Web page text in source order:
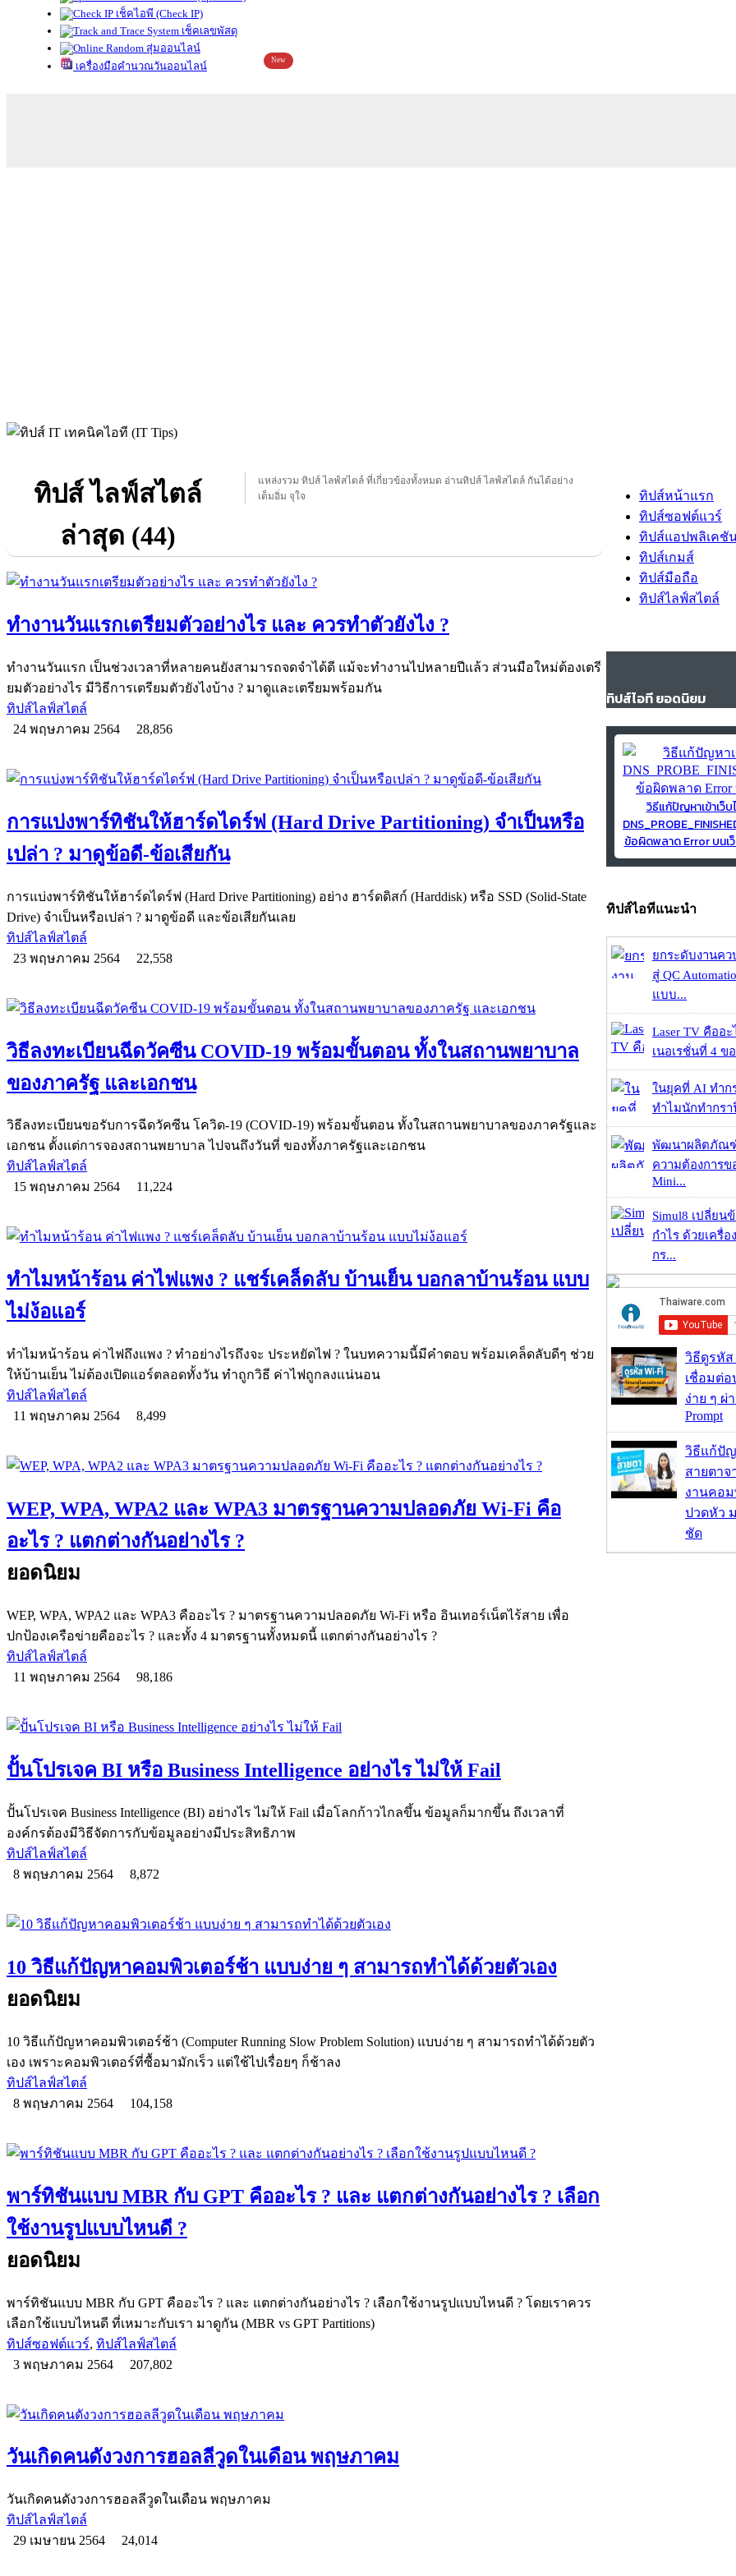
เช็คไอพี (Check IP)
เช็คเลขพัสดุ
สุ่มออนไลน์
เครื่องมือคำนวณวันออนไลน์
New
ทิปส์ ไลฟ์สไตล์
ล่าสุด (44)
แหล่งรวม ทิปส์ ไลฟ์สไตล์ ที่เกี่ยวข้องทั้งหมด อ่านทิปส์ ไลฟ์สไตล์ กันได้อย่าง
เต็มอิ่ม จุใจ
ทำงานวันแรกเตรียมตัวอย่างไร และ ควรทำตัวยังไง ?
ทำงานวันแรก เป็นช่วงเวลาที่หลายคนยังสามารถจดจำได้ดี แม้จะทำงานไปหลายปีแล้ว ส่วนมือใหม่ต้องเตรี
ยมตัวอย่างไร มีวิธีการเตรียมตัวยังไงบ้าง ? มาดูและเตรียมพร้อมกัน
ทิปส์ไลฟ์สไตล์
24 พฤษภาคม 2564
28,856
การแบ่งพาร์ทิชันให้ฮาร์ดไดร์ฟ (Hard Drive Partitioning) จำเป็นหรือ
เปล่า ? มาดูข้อดี-ข้อเสียกัน
การแบ่งพาร์ทิชันให้ฮาร์ดไดร์ฟ (Hard Drive Partitioning) อย่าง ฮาร์ดดิสก์ (Harddisk) หรือ SSD (Solid-State
Drive) จำเป็นหรือเปล่า ? มาดูข้อดี และข้อเสียกันเลย
ทิปส์ไลฟ์สไตล์
23 พฤษภาคม 2564
22,558
วิธีลงทะเบียนฉีดวัคซีน COVID-19 พร้อมขั้นตอน ทั้งในสถานพยาบาล
ของภาครัฐ และเอกชน
วิธีลงทะเบียนขอรับการฉีดวัคซีน โควิด-19 (COVID-19) พร้อมขั้นตอน ทั้งในสถานพยาบาลของภาครัฐและ
เอกชน ตั้งแต่การจองสถานพยาบาล ไปจนถึงวันที่ ของทั้งภาครัฐและเอกชน
ทิปส์ไลฟ์สไตล์
15 พฤษภาคม 2564
11,224
ทำไมหน้าร้อน ค่าไฟแพง ? แชร์เคล็ดลับ บ้านเย็น บอกลาบ้านร้อน แบบ
ไม่ง้อแอร์
ทำไมหน้าร้อน ค่าไฟถึงแพง ? ทำอย่างไรถึงจะ ประหยัดไฟ ? ในบทความนี้มีคำตอบ พร้อมเคล็ดลับดีๆ ช่วย
ให้บ้านเย็น ไม่ต้องเปิดแอร์ตลอดทั้งวัน ทำถูกวิธี ค่าไฟถูกลงแน่นอน
ทิปส์ไลฟ์สไตล์
11 พฤษภาคม 2564
8,499
WEP, WPA, WPA2 และ WPA3 มาตรฐานความปลอดภัย Wi-Fi คือ
อะไร ? แตกต่างกันอย่างไร ?
ยอดนิยม
WEP, WPA, WPA2 และ WPA3 คืออะไร ? มาตรฐานความปลอดภัย Wi-Fi หรือ อินเทอร์เน็ตไร้สาย เพื่อ
ปกป้องเครือข่ายคืออะไร ? และทั้ง 4 มาตรฐานทั้งหมดนี้ แตกต่างกันอย่างไร ?
ทิปส์ไลฟ์สไตล์
11 พฤษภาคม 2564
98,186
ปั้นโปรเจค BI หรือ Business Intelligence อย่างไร ไม่ให้ Fail
ปั้นโปรเจค Business Intelligence (BI) อย่างไร ไม่ให้ Fail เมื่อโลกก้าวไกลขึ้น ข้อมูลก็มากขึ้น ถึงเวลาที่
องค์กรต้องมีวิธีจัดการกับข้อมูลอย่างมีประสิทธิภาพ
ทิปส์ไลฟ์สไตล์
8 พฤษภาคม 2564
8,872
10 วิธีแก้ปัญหาคอมพิวเตอร์ช้า แบบง่าย ๆ สามารถทำได้ด้วยตัวเอง
ยอดนิยม
10 วิธีแก้ปัญหาคอมพิวเตอร์ช้า (Computer Running Slow Problem Solution) แบบง่าย ๆ สามารถทำได้ด้วยตัว
เอง เพราะคอมพิวเตอร์ที่ซื้อมามักเร็ว แต่ใช้ไปเรื่อยๆ ก็ช้าลง
ทิปส์ไลฟ์สไตล์
8 พฤษภาคม 2564
104,158
พาร์ทิชันแบบ MBR กับ GPT คืออะไร ? และ แตกต่างกันอย่างไร ? เลือก
ใช้งานรูปแบบไหนดี ?
ยอดนิยม
พาร์ทิชันแบบ MBR กับ GPT คืออะไร ? และ แตกต่างกันอย่างไร ? เลือกใช้งานรูปแบบไหนดี ? โดยเราควร
เลือกใช้แบบไหนดี ที่เหมาะกับเรา มาดูกัน (MBR vs GPT Partitions)
ทิปส์ซอฟต์แวร์, ทิปส์ไลฟ์สไตล์
3 พฤษภาคม 2564
207,802
วันเกิดคนดังวงการฮอลลีวูดในเดือน พฤษภาคม
วันเกิดคนดังวงการฮอลลีวูดในเดือน พฤษภาคม
ทิปส์ไลฟ์สไตล์
29 เมษายน 2564
24,014
ทิปส์หน้าแรก
ทิปส์ซอฟต์แวร์
ทิปส์แอปพลิเคชั
ทิปส์เกมส์
ทิปส์มือถือ
ทิปส์ไลฟ์สไตล์
ทิปส์ไอที ยอดนิยม
วิธีแก้ปัญหาเข้าเว็บ
ข้อผิดพลาด Error บนเว็
ทิปส์ไอทีแนะนำ
ยกระดับงานค
สู่ QC
แบบ...
Laser TV คืออะ
เนอเรชั่นที่ 4 ข
ในยุคที่ AI ทำก
ทำไมนักทำกรา
พัฒนาผลิตภัณ
ความต้องการข
Mini...
Simul8 เปลี่ยน
กำไร ด้วยเครื่อ
กร...
วิธีดูรหัส
เชื่อมต่อ
ง่าย ๆ ผ่
Prompt
วิธีแก้ปั
สายตาจ
งานคอม
ปวดหัว
ชัด